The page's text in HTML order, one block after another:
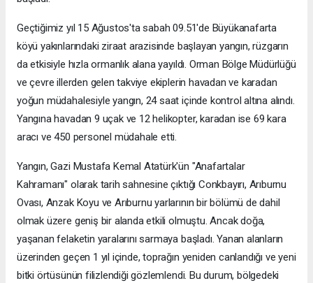
Geçtiğimiz yıl 15 Ağustos'ta sabah 09.51'de Büyükanafarta
köyü yakınlarındaki ziraat arazisinde başlayan yangın, rüzgarın
da etkisiyle hızla ormanlık alana yayıldı. Orman Bölge Müdürlüğü
ve çevre illerden gelen takviye ekiplerin havadan ve karadan
yoğun müdahalesiyle yangın, 24 saat içinde kontrol altına alındı.
Yangına havadan 9 uçak ve 12 helikopter, karadan ise 69 kara
aracı ve 450 personel müdahale etti.
Yangın, Gazi Mustafa Kemal Atatürk'ün "Anafartalar
Kahramanı" olarak tarih sahnesine çıktığı Conkbayırı, Arıburnu
Ovası, Anzak Koyu ve Arıburnu yarlarının bir bölümü de dahil
olmak üzere geniş bir alanda etkili olmuştu. Ancak doğa,
yaşanan felaketin yaralarını sarmaya başladı. Yanan alanların
üzerinden geçen 1 yıl içinde, toprağın yeniden canlandığı ve yeni
bitki örtüsünün filizlendiği gözlemlendi. Bu durum, bölgedeki